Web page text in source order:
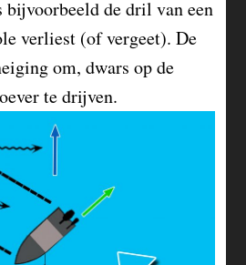
bijvoorbeeld de dril van een
verliest (of vergeet). De
om, dwars op de
te drijven.